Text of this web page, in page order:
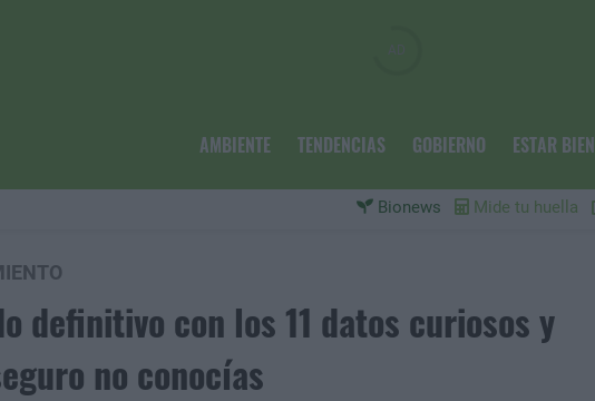
AMBIENTE TENDENCIAS GOBIERNO ESTAR BIEN
Bionews Mide tu huella
definitivo con los 11 datos curiosos y
no conocías